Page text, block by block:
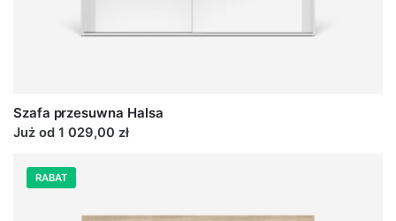
Szafa przesuwna Halsa
Już od 1 029,00 zł
RABAT